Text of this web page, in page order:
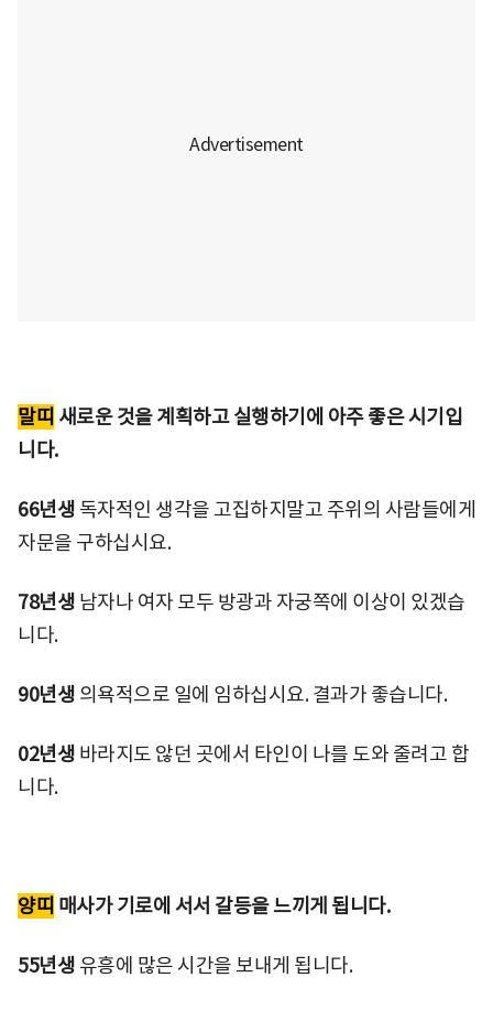
말띠 새로운 것을 계획하고 실행하기에 아주 좋은 시기입
니다.
66년생 독자적인 생각을 고집하지말고 주위의 사람들에게
자문을 구하십시요.
78년생 남자나 여자 모두 방광과 자궁쪽에 이상이 있겠습
니다.
90년생 의욕적으로 일에 임하십시요. 결과가 좋습니다.
02년생 바라지도 않던 곳에서 타인이 나를 도와 줄려고 합
니다.
양띠 매사가 기로에 서서 갈등을 느끼게 됩니다.
55년생 유흥에 많은 시간을 보내게 됩니다.